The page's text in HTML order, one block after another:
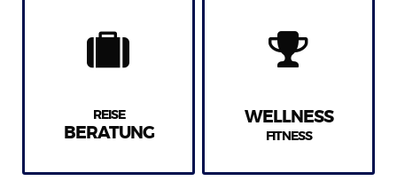
REISE
BERATUNG
WELLNESS
FITNESS